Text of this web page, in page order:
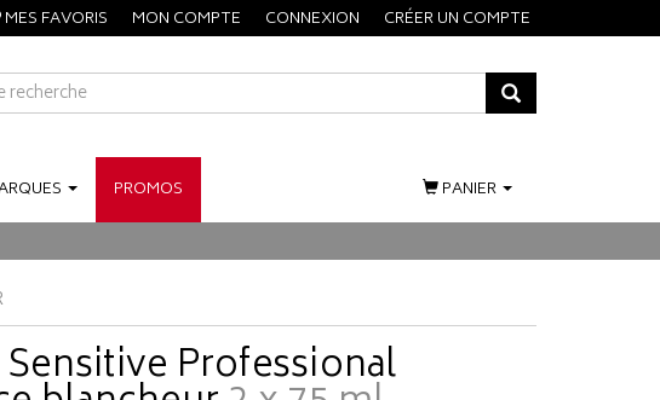
MES FAVORIS MON COMPTE CONNEXION CRÉER UN COMPTE
PROMOS PANIER
Professional